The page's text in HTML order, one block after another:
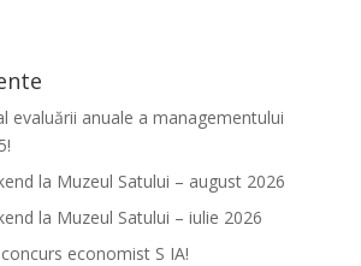
evaluării anuale a managementului
la Muzeul Satului – august 2026
la Muzeul Satului – iulie 2026
economist S IA!